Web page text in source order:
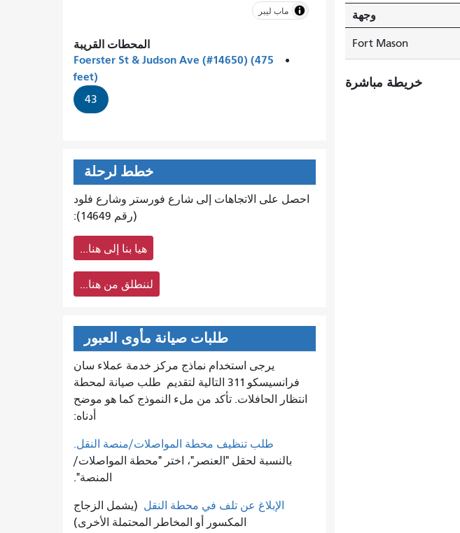
وجهة
Fort Mason
خريطة مباشرة
ماب ليبر
المحطات القريبة
Foerster St & Judson Ave (#14650) (475
feet)
43
خطط لرحلة
احصل على الاتجاهات إلى شارع فورستر وشارع فلود
(رقم 14649):
هيا بنا إلى هنا...
لننطلق من هنا...
طلبات صيانة مأوى العبور
يرجى استخدام نماذج مركز خدمة عملاء سان
فرانسيسكو 311 التالية لتقديم
طلب صيانة لمحطة
انتظار الحافلات. تأكد من ملء النموذج كما هو موضح
أدناه:
طلب تنظيف محطة المواصلات/منصة النقل.
بالنسبة لحقل "العنصر"، اختر "محطة المواصلات/
المنصة".
الإبلاغ عن تلف في محطة النقل (يشمل الزجاج
المكسور أو المخاطر المحتملة الأخرى)